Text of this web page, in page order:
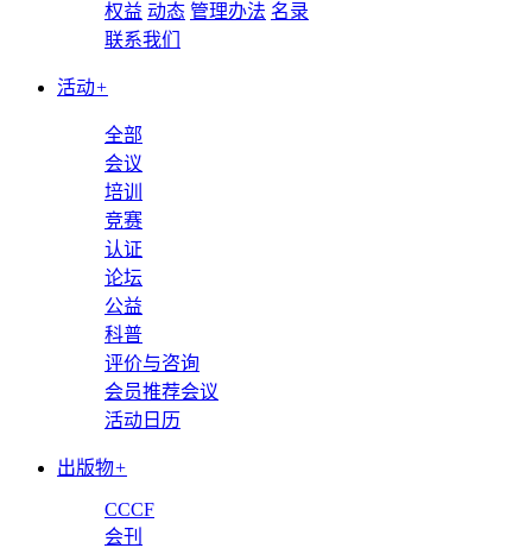
权益 动态 管理办法 名录
联系我们
活动+
全部
会议
培训
竞赛
认证
论坛
公益
科普
评价与咨询
会员推荐会议
活动日历
出版物+
CCCF
会刊